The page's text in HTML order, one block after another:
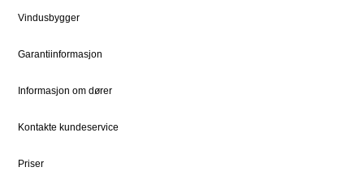
Kontakt
Vedlikehold
FOR PROFF
Natre Express
Reklamasjon
Vindusbygger
Garantiinformasjon
Informasjon om dører
Kontakte kundeservice
Priser